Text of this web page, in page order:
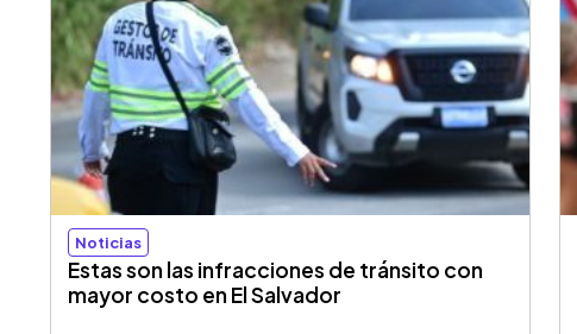
Noticias
Estas son las infracciones de tránsito con
mayor costo en El Salvador